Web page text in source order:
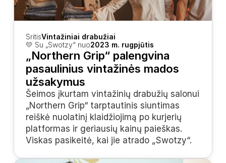
SritisVintažiniai drabužiai
💛 Su „Swotzy“ nuo2023 m. rugpjūtis
„Northern Grip“ palengvina
pasaulinius vintažinės mados
užsakymus
Šeimos įkurtam vintažinių drabužių salonui
„Northern Grip“ tarptautinis siuntimas
reiškė nuolatinį klaidžiojimą po kurjerių
platformas ir geriausių kainų paieškas.
Viskas pasikeitė, kai jie atrado „Swotzy“.